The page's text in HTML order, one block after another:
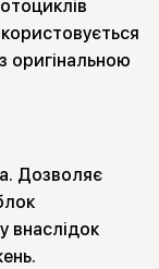
оригінальною
Дозволяє
внаслідок